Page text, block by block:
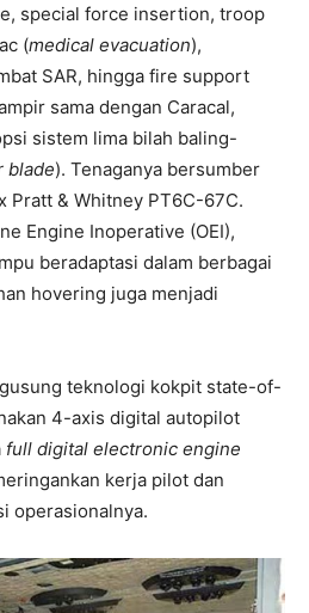
special force insertion, troop
(medical evacuation),
SAR, hingga fire support
sama dengan Caracal,
sistem lima bilah baling-
blade). Tenaganya bersumber
Pratt & Whitney PT6C-67C.
Engine Inoperative (OEI),
beradaptasi dalam berbagai
hovering juga menjadi
teknologi kokpit state-of-
4-axis digital autopilot
full digital electronic engine
kerja pilot dan
operasionalnya.